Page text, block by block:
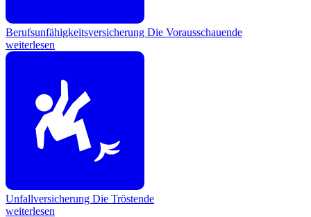
Berufsunfähigkeitsversicherung Die Vorausschauende
weiterlesen
Unfallversicherung Die Tröstende
weiterlesen